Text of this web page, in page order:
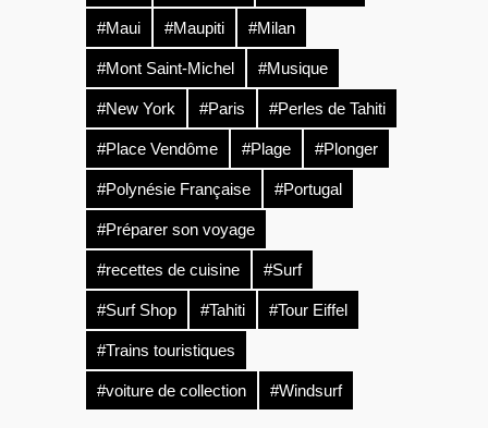
#Maui #Maupiti #Milan
#Mont Saint-Michel #Musique
#New York #Paris #Perles de Tahiti
#Place Vendôme #Plage #Plonger
#Polynésie Française #Portugal
#Préparer son voyage
#recettes de cuisine #Surf
#Surf Shop #Tahiti #Tour Eiffel
#Trains touristiques
#voiture de collection #Windsurf